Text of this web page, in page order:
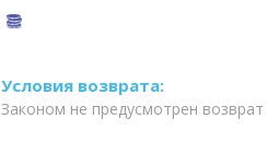
Законом не предусмотрен